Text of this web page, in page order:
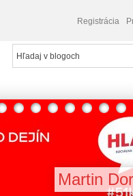
Registrácia
Martin